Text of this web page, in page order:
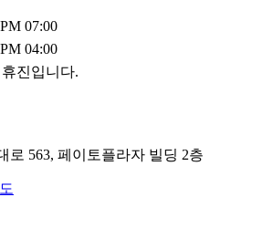
07:00
04:00
진입니다.
로 563, 페이토플라자 빌딩 2층